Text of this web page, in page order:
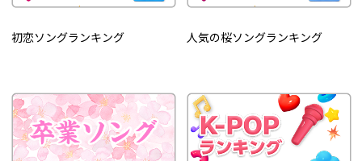
初恋ソングランキング 人気の桜ソングランキング